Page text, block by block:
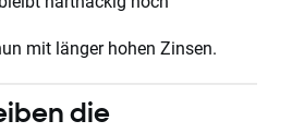
mit länger hohen Zinsen.
die